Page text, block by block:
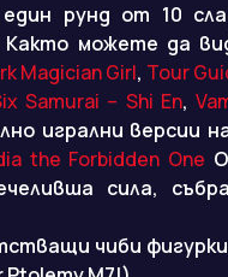
рунд от 10
можете да
Magician Girl, Tour
Samurai – Shi En,
игрални версии
the Forbidden One
сила,
чиби